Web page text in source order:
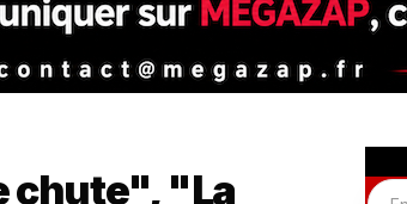
chute", "La